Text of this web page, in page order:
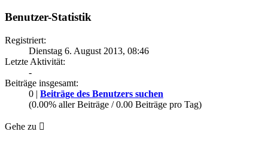
Benutzer-Statistik
Registriert:
Dienstag 6. August 2013, 08:46
Letzte Aktivität:
-
Beiträge insgesamt:
0 | Beiträge des Benutzers suchen
(0.00% aller Beiträge / 0.00 Beiträge pro Tag)
Gehe zu